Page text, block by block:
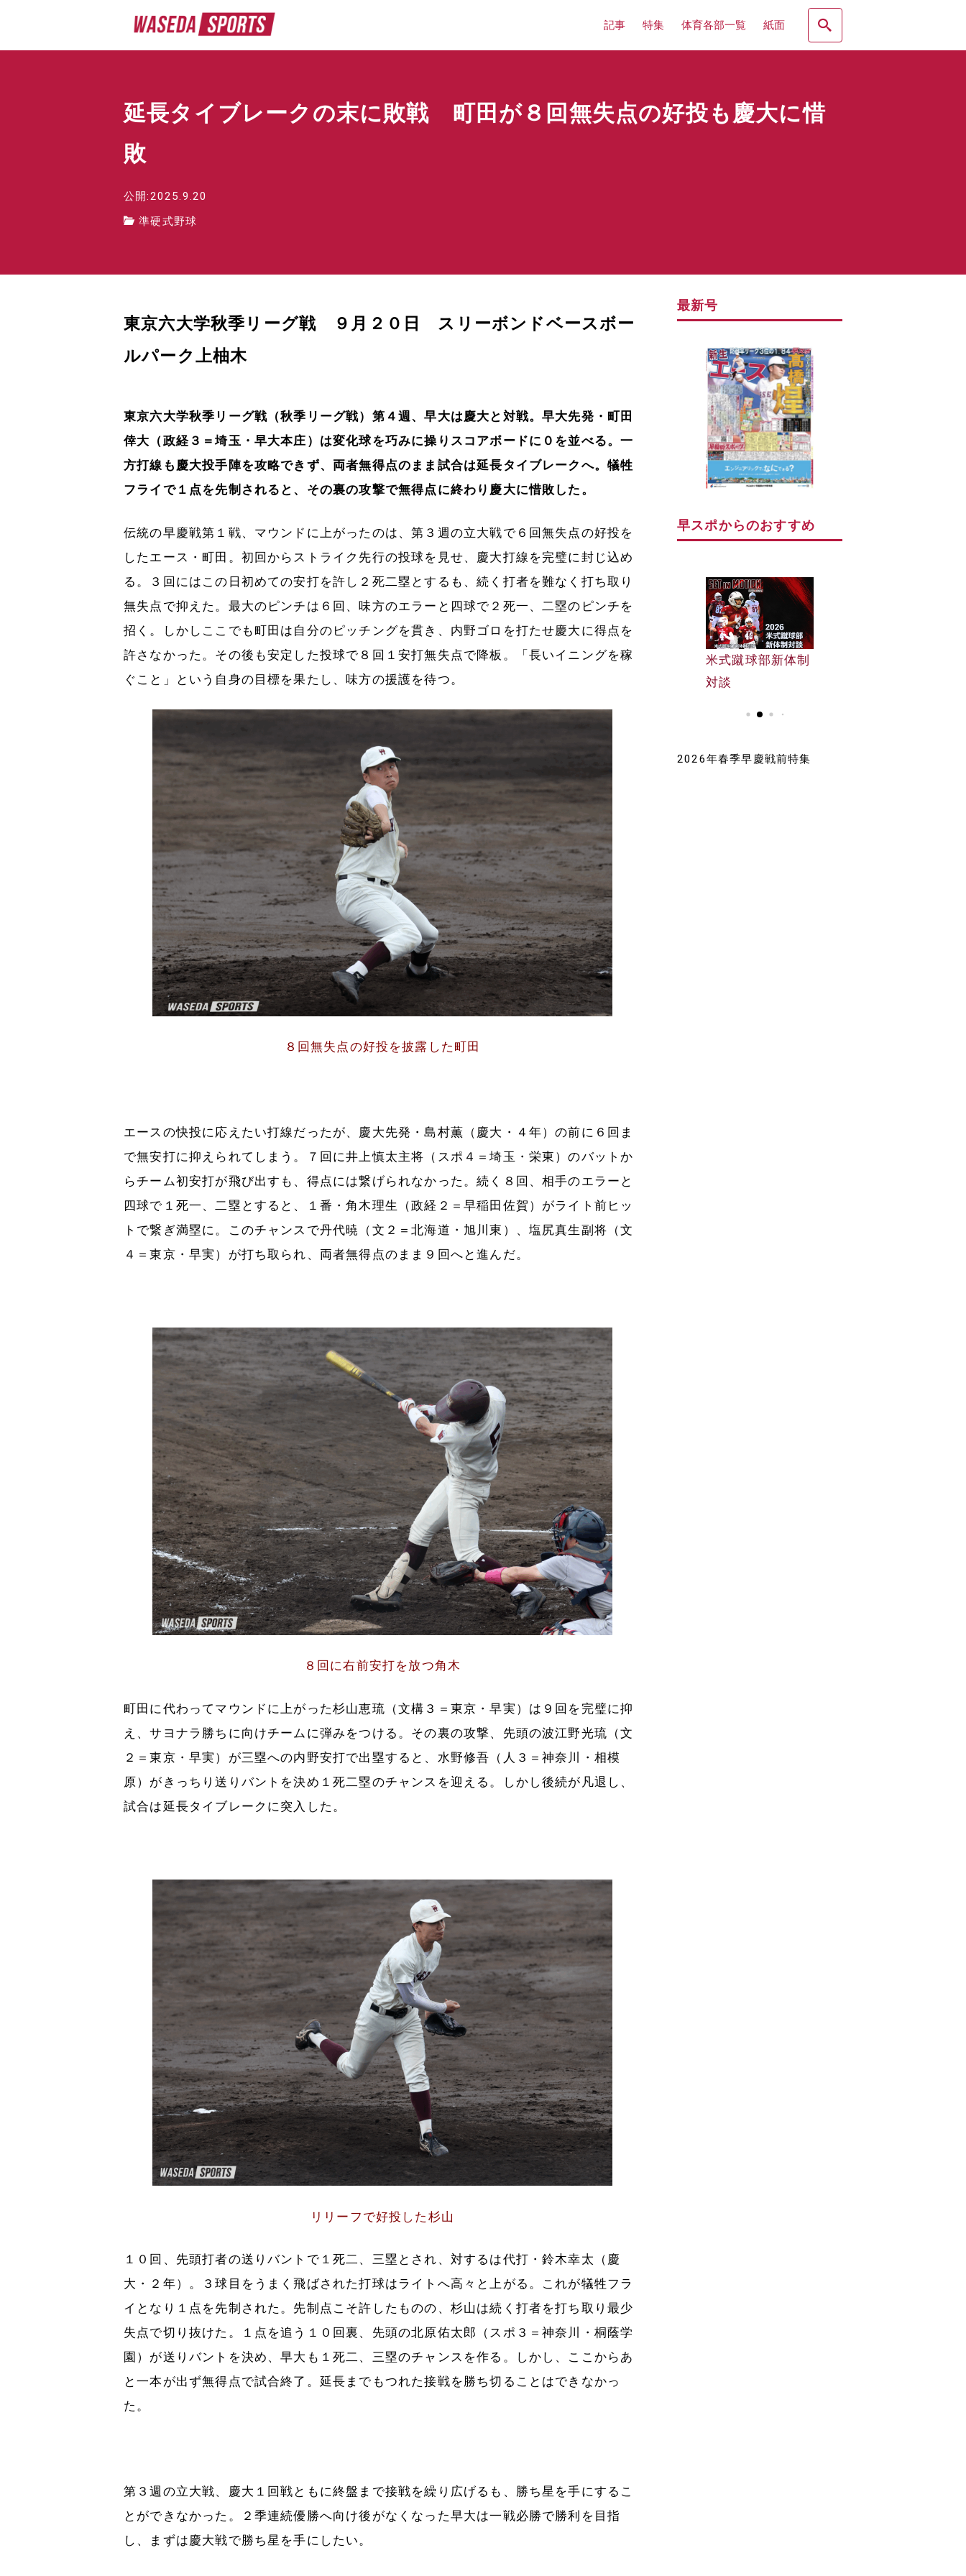
記事 特集 体育各部一覧 紙面
延長タイブレークの末に敗戦 町田が８回無失点の好投も慶大に惜
敗
公開:2025.9.20
準硬式野球
東京六大学秋季リーグ戦 ９月２０日 スリーボンドベースボー
ルパーク上柚木
東京六大学秋季リーグ戦（秋季リーグ戦）第４週、早大は慶大と対戦。早大先発・町田
倖大（政経３＝埼玉・早大本庄）は変化球を巧みに操りスコアボードに０を並べる。一
方打線も慶大投手陣を攻略できず、両者無得点のまま試合は延長タイブレークへ。犠牲
フライで１点を先制されると、その裏の攻撃で無得点に終わり慶大に惜敗した。
伝統の早慶戦第１戦、マウンドに上がったのは、第３週の立大戦で６回無失点の好投を
したエース・町田。初回からストライク先行の投球を見せ、慶大打線を完璧に封じ込め
る。３回にはこの日初めての安打を許し２死二塁とするも、続く打者を難なく打ち取り
無失点で抑えた。最大のピンチは６回、味方のエラーと四球で２死一、二塁のピンチを
招く。しかしここでも町田は自分のピッチングを貫き、内野ゴロを打たせ慶大に得点を
許さなかった。その後も安定した投球で８回１安打無失点で降板。「長いイニングを稼
ぐこと」という自身の目標を果たし、味方の援護を待つ。
８回無失点の好投を披露した町田
エースの快投に応えたい打線だったが、慶大先発・島村薫（慶大・４年）の前に６回ま
で無安打に抑えられてしまう。７回に井上慎太主将（スポ４＝埼玉・栄東）のバットか
らチーム初安打が飛び出すも、得点には繋げられなかった。続く８回、相手のエラーと
四球で１死一、二塁とすると、１番・角木理生（政経２＝早稲田佐賀）がライト前ヒッ
トで繋ぎ満塁に。このチャンスで丹代暁（文２＝北海道・旭川東）、塩尻真生副将（文
４＝東京・早実）が打ち取られ、両者無得点のまま９回へと進んだ。
８回に右前安打を放つ角木
町田に代わってマウンドに上がった杉山恵琉（文構３＝東京・早実）は９回を完璧に抑
え、サヨナラ勝ちに向けチームに弾みをつける。その裏の攻撃、先頭の波江野光琉（文
２＝東京・早実）が三塁への内野安打で出塁すると、水野修吾（人３＝神奈川・相模
原）がきっちり送りバントを決め１死二塁のチャンスを迎える。しかし後続が凡退し、
試合は延長タイブレークに突入した。
リリーフで好投した杉山
１０回、先頭打者の送りバントで１死二、三塁とされ、対するは代打・鈴木幸太（慶
大・２年）。３球目をうまく飛ばされた打球はライトへ高々と上がる。これが犠牲フラ
イとなり１点を先制された。先制点こそ許したものの、杉山は続く打者を打ち取り最少
失点で切り抜けた。１点を追う１０回裏、先頭の北原佑太郎（スポ３＝神奈川・桐蔭学
園）が送りバントを決め、早大も１死二、三塁のチャンスを作る。しかし、ここからあ
と一本が出ず無得点で試合終了。延長までもつれた接戦を勝ち切ることはできなかっ
た。
第３週の立大戦、慶大１回戦ともに終盤まで接戦を繰り広げるも、勝ち星を手にするこ
とができなかった。２季連続優勝へ向け後がなくなった早大は一戦必勝で勝利を目指
し、まずは慶大戦で勝ち星を手にしたい。
最新号
早スポからのおすすめ
早大野球部選手名
鑑
米式蹴球部新体制
対談
早大野球部選手名
鑑
2026年春季早慶戦前特集